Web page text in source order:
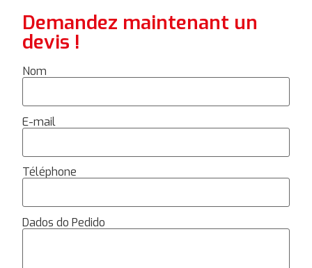
Demandez maintenant un
devis !
Nom
E-mail
Téléphone
Dados do Pedido